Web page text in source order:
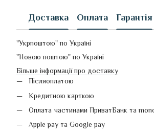
Доставка Оплата Гарантія
"Укрпоштою" по Україні
"Новою поштою" по Україні
Більше інформації про доставку
Післяоплатою
Кредитною карткою
Оплата частинами ПриватБанк та
Apple pay та Google pay